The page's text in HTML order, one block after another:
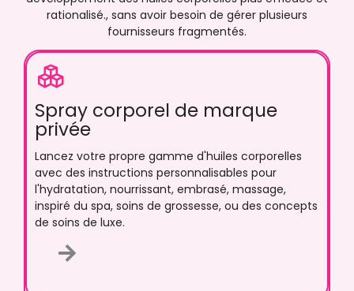
rationalisé., sans avoir besoin de gérer plusieurs
fournisseurs fragmentés.
Spray corporel de marque
privée
Lancez votre propre gamme d'huiles corporelles
avec des instructions personnalisables pour
l'hydratation, nourrissant, embrasé, massage,
inspiré du spa, soins de grossesse, ou des concepts
de soins de luxe.